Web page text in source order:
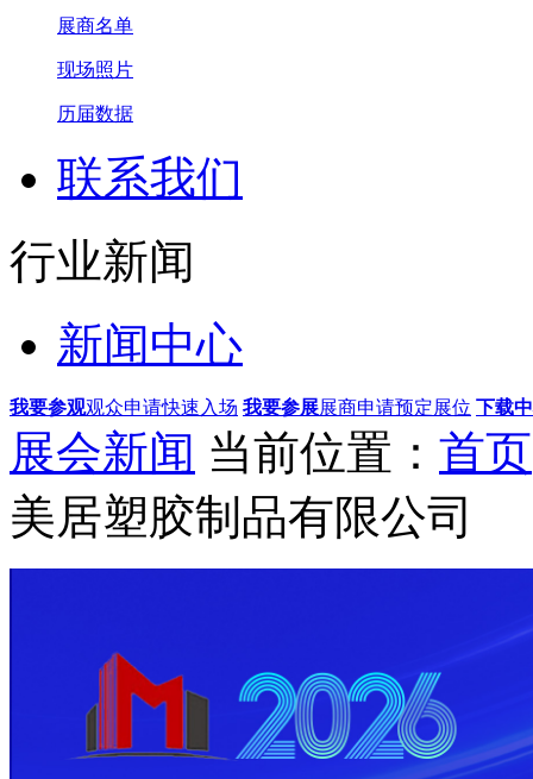
展商名单
现场照片
历届数据
联系我们
行业新闻
新闻中心
我要参观观众申请快速入场 我要参展展商申请预定展位 下载
展会新闻 当前位置： 首页
美居塑胶制品有限公司